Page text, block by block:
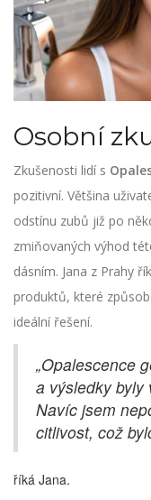
Osobní
Zkušenosti lidí s
pozitivní. Většina
odstínu zubů již po
zmiňovaných výhod
dásním. Jana z Prahy
produktů, které
ideální řešení.
„Opalescence
a výsledky byly
Navíc jsem
citlivost, což
říká Jana.